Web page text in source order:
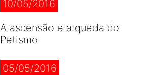
10/05/2016
A ascensão e a queda do
Petismo
05/05/2016